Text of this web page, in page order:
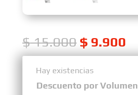
$15.000 $9.900
Hay existencias
Hay existencias
Descuento por Volumen